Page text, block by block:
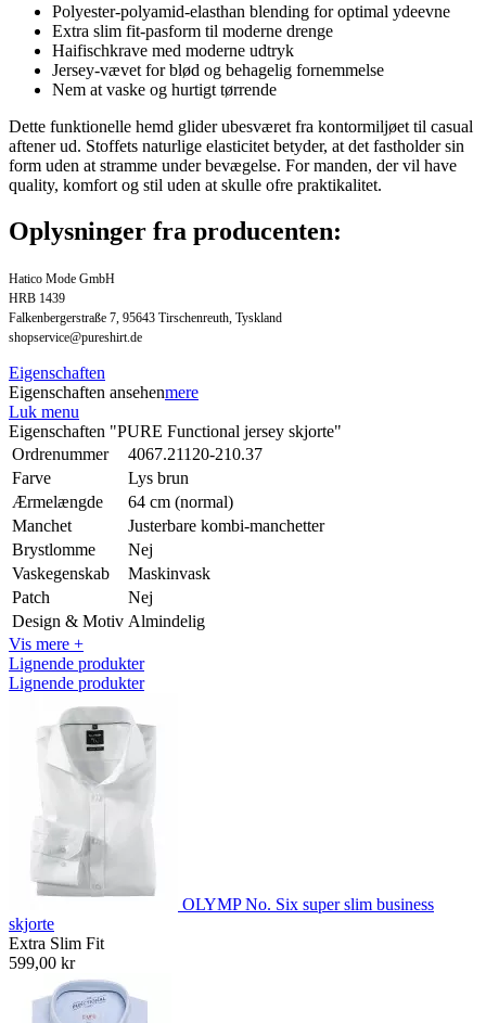
Polyester-polyamid-elasthan blending for optimal ydeevne
Extra slim fit-pasform til moderne drenge
Haifischkrave med moderne udtryk
Jersey-vævet for blød og behagelig fornemmelse
Nem at vaske og hurtigt tørrende
Dette funktionelle hemd glider ubesværet fra kontormiljøet til casual
aftener ud. Stoffets naturlige elasticitet betyder, at det fastholder sin
form uden at stramme under bevægelse. For manden, der vil have
quality, komfort og stil uden at skulle ofre praktikalitet.
Oplysninger fra producenten:
Hatico Mode GmbH
HRB 1439
Falkenbergerstraße 7, 95643 Tirschenreuth, Tyskland
shopservice@pureshirt.de
Eigenschaften
Eigenschaften ansehenmere
Luk menu
Eigenschaften "PURE Functional jersey skjorte"
Ordrenummer
4067.21120-210.37
Farve
Lys brun
Ærmelængde
64 cm (normal)
Manchet
Justerbare kombi-manchetter
Brystlomme
Nej
Vaskegenskab
Maskinvask
Patch
Nej
Design & Motiv Almindelig
Vis mere +
Lignende produkter
Lignende produkter
OLYMP No. Six super slim business
skjorte
Extra Slim Fit
599,00 kr